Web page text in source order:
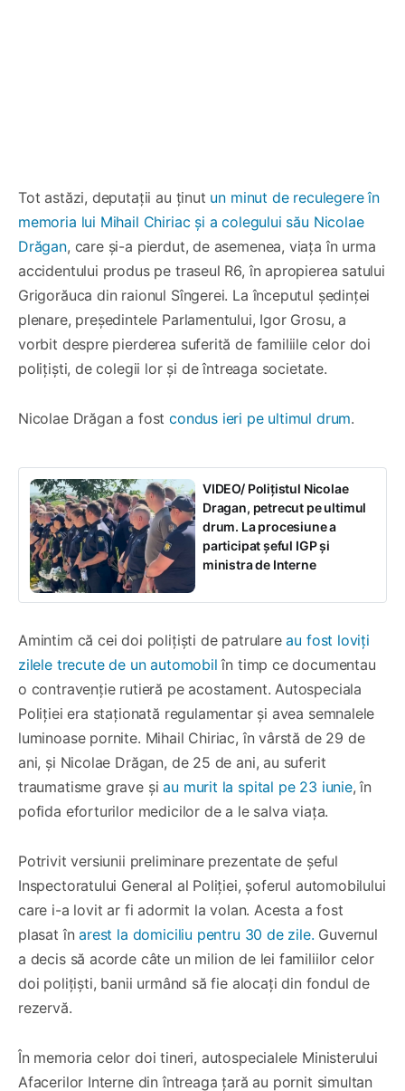
Tot astăzi, deputații au ținut un minut de reculegere în
memoria lui Mihail Chiriac și a colegului său Nicolae
Drăgan, care și-a pierdut, de asemenea, viața în urma
accidentului produs pe traseul R6, în apropierea satului
Grigorăuca din raionul Sîngerei. La începutul ședinței
plenare, președintele Parlamentului, Igor Grosu, a
vorbit despre pierderea suferită de familiile celor doi
polițiști, de colegii lor și de întreaga societate.
Nicolae Drăgan a fostcondus ieri pe ultimul drum.
VIDEO/ Polițistul Nicolae
Dragan, petrecut pe ultimul
drum. La procesiune a
participat șeful IGP și
ministra de Interne
Amintim că cei doi polițiști de patrulareau fost loviți
zilele trecute de un automobil în timp ce documentau
o contravenție rutieră pe acostament. Autospeciala
Poliției era staționată regulamentar și avea semnalele
luminoase pornite. Mihail Chiriac, în vârstă de 29 de
ani, și Nicolae Drăgan, de 25 de ani, au suferit
traumatisme grave șiau murit la spital pe 23 iunie, în
pofida eforturilor medicilor de a le salva viața.
Potrivit versiunii preliminare prezentate de șeful
Inspectoratului General al Poliției, șoferul automobilului
care i-a lovit ar fi adormit la volan. Acesta a fost
plasat înarest la domiciliu pentru 30 de zile. Guvernul
a decis să acorde câte un milion de lei familiilor celor
doi polițiști, banii urmând să fie alocați din fondul de
rezervă.
În memoria celor doi tineri, autospecialele Ministerului
Afacerilor Interne din întreaga țară au pornit simultan